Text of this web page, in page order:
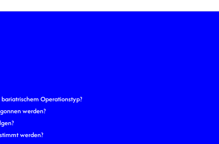
Operationstyp?
werden?
werden?